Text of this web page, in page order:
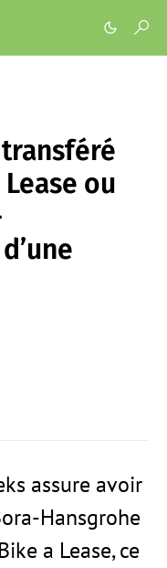
ou
assure avoir
Hansgrohe
a Lease, ce